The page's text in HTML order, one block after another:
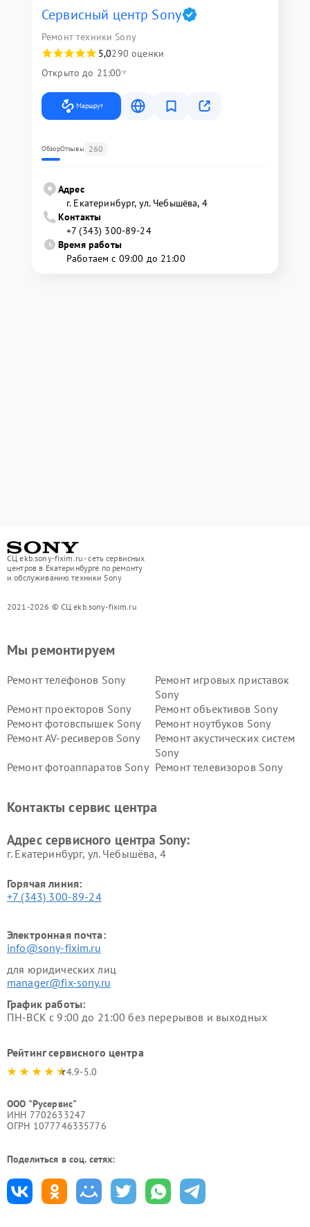
Сервисный центр Sony
Ремонт техники Sony
5,0290 оценки
Открыто до 21:00
Маршрут
ОбзорОтзывы 260
Адрес
г. Екатеринбург, ул. Чебышёва, 4
Контакты
+7 (343) 300-89-24
Время работы
Работаем с 09:00 до 21:00
СЦ ekb.sony-fixim.ru - сеть сервисных
центров в Екатеринбурге по ремонту
и обслуживанию техники Sony
2021-2026 © СЦ ekb.sony-fixim.ru
Мы ремонтируем
Ремонт телефонов Sony
Ремонт игровых приставок
Sony
Ремонт проекторов Sony
Ремонт объективов Sony
Ремонт фотовспышек Sony
Ремонт ноутбуков Sony
Ремонт AV-ресиверов Sony
Ремонт акустических систем
Sony
Ремонт фотоаппаратов Sony Ремонт телевизоров Sony
Контакты сервис центра
Адрес сервисного центра Sony:
г. Екатеринбург, ул. Чебышёва, 4
Горячая линия:
+7 (343) 300-89-24
Электронная почта:
info@sony-fixim.ru
для юридических лиц
manager@fix-sony.ru
График работы:
ПН-ВСК с 9:00 до 21:00 без перерывов и выходных
Рейтинг сервисного центра
4.9-5.0
ООО "Русервис"
ИНН 7702633247
ОГРН 1077746335776
Поделиться в соц. сетях: